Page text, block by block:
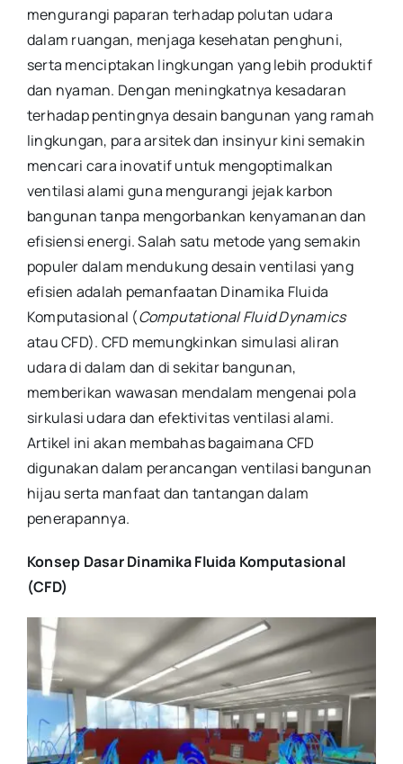
mengurangi paparan terhadap polutan udara
dalam ruangan, menjaga kesehatan penghuni,
serta menciptakan lingkungan yang lebih produktif
dan nyaman. Dengan meningkatnya kesadaran
terhadap pentingnya desain bangunan yang ramah
lingkungan, para arsitek dan insinyur kini semakin
mencari cara inovatif untuk mengoptimalkan
ventilasi alami guna mengurangi jejak karbon
bangunan tanpa mengorbankan kenyamanan dan
efisiensi energi. Salah satu metode yang semakin
populer dalam mendukung desain ventilasi yang
efisien adalah pemanfaatan Dinamika Fluida
Komputasional (Computational Fluid Dynamics
atau CFD). CFD memungkinkan simulasi aliran
udara di dalam dan di sekitar bangunan,
memberikan wawasan mendalam mengenai pola
sirkulasi udara dan efektivitas ventilasi alami.
Artikel ini akan membahas bagaimana CFD
digunakan dalam perancangan ventilasi bangunan
hijau serta manfaat dan tantangan dalam
penerapannya.
Konsep Dasar Dinamika Fluida Komputasional
(CFD)